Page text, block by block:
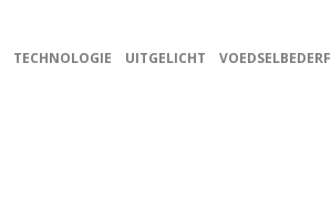
TECHNOLOGIE UITGELICHT VOEDSELBEDERF